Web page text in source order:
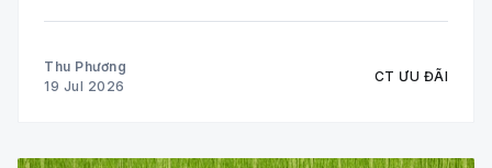
Thu Phương
19 Jul 2026
CT ƯU ĐÃI